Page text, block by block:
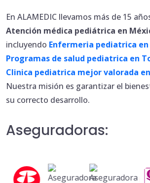
En ALAMEDIC llevamos más de 15
Atención médica pediátrica en
incluyendo Enfermeria pediatrica
Programas de salud pediatrica en
Clinica pediatrica mejor valorada
Nuestra misión es garantizar el
su correcto desarrollo.
Aseguradoras: